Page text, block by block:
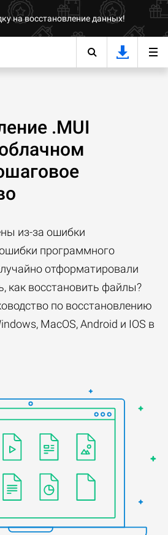
на восстановление данных!
.MUI
из-за ошибки
программного
отформатировали
как восстановить файлы?
по восстановлению
MacOS, Android и IOS в